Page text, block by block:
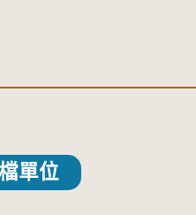
單位